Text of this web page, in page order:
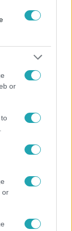
or
or
viszi kutyáit
Most saját
mert